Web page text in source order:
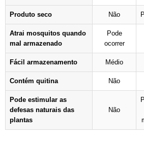
Produto seco Não
Atrai mosquitos quando
mal armazenado
Pode
ocorrer
Fácil armazenamento Médio
Contém quitina Não
Pode estimular as
defesas naturais das
plantas
Não